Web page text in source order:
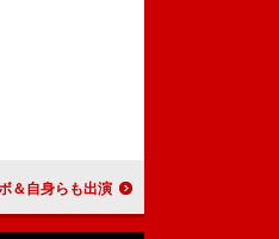
プ曲でコラボ＆自身らも出演